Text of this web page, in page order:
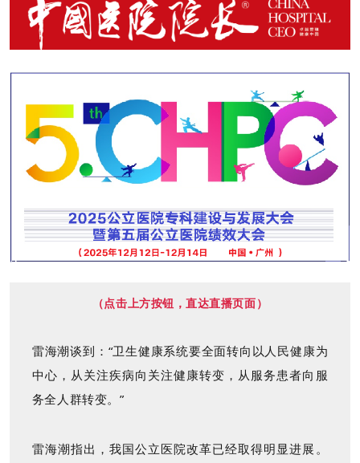
（点击上方按钮，直达直播页面）
雷海潮谈到：“卫生健康系统要全面转向以人民健康为
中心，从关注疾病向关注健康转变，从服务患者向服
务全人群转变。”
雷海潮指出，我国公立医院改革已经取得明显进展。